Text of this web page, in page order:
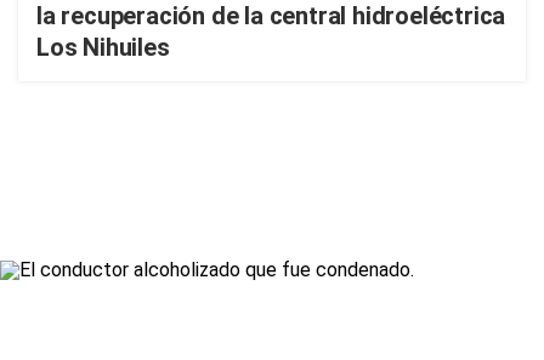
la recuperación de la central hidroeléctrica
Los Nihuiles